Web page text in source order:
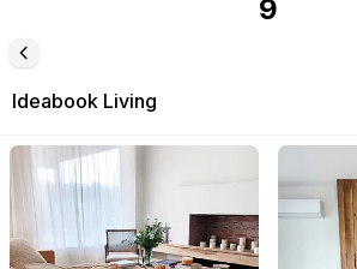
9
Ideabook Living